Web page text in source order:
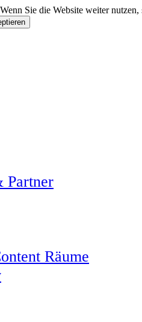
Sie die Website weiter
Partner
Räume